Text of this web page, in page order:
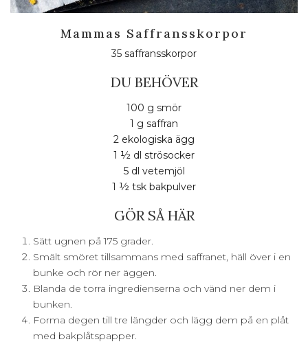
Mammas Saffransskorpor
35 saffransskorpor
DU BEHÖVER
100 g smör
1 g saffran
2 ekologiska ägg
1 ½ dl strösocker
5 dl vetemjöl
1 ½ tsk bakpulver
GÖR SÅ HÄR
Sätt ugnen på 175 grader.
Smält smöret tillsammans med saffranet, häll över i en
bunke och rör ner äggen.
Blanda de torra ingredienserna och vänd ner dem i
bunken.
Forma degen till tre längder och lägg dem på en plåt
med bakplåtspapper.